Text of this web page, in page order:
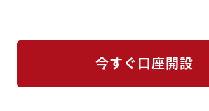
今すぐ口座開設